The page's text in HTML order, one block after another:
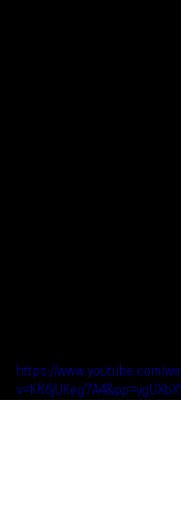
https://www.youtube.com/